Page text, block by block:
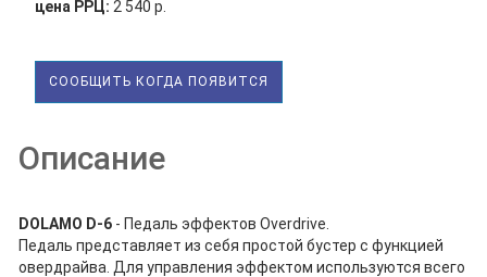
цена РРЦ: 2 540 р.
СООБЩИТЬ КОГДА ПОЯВИТСЯ
Описание
DOLAMO D-6 - Педаль эффектов Overdrive.
Педаль представляет из себя простой бустер с функцией
овердрайва. Для управления эффектом используются всего